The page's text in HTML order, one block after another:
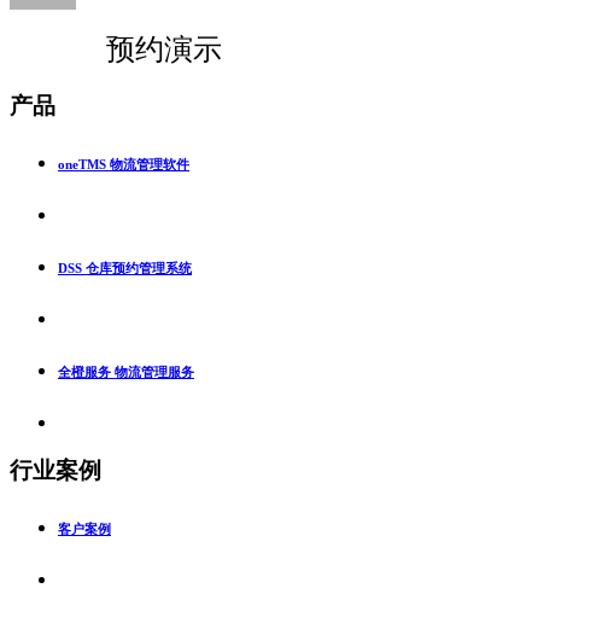
预约演示
产品
oneTMS 物流管理软件
DSS 仓库预约管理系统
全橙服务 物流管理服务
行业案例
客户案例